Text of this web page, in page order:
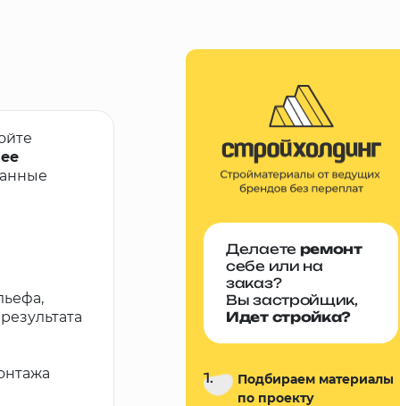
Делаете ремонт
себе или на
заказ?
Вы застройщик,
Идет стройка?
1.
Подбираем материалы
по проекту